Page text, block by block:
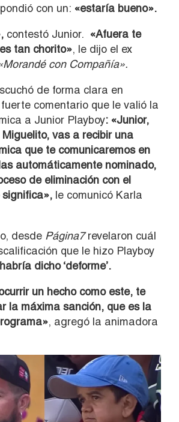
con un: «estaría bueno».
contestó Junior. «Afuera te
tan chorito», le dijo el ex
con Compañía».
de forma clara en
comentario que le valió la
a Junior Playboy: «Junior,
vas a recibir una
que te comunicaremos en
automáticamente nominado,
de eliminación con el
significa», le comunicó Karla
desde Página7revelaron cuál
que le hizo Playboy
dicho ‘deforme’.
un hecho como este, te
la máxima sanción, que es la
, agregó la animadora